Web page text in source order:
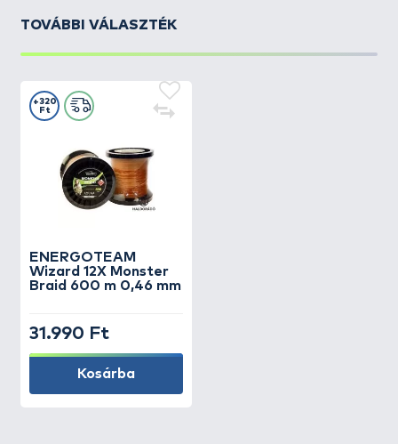
TOVÁBBI VÁLASZTÉK
ENERGOTEAM
Wizard 12X Monster
Braid 600 m 0,46 mm
+320
Ft
31.990 Ft
Kosárba